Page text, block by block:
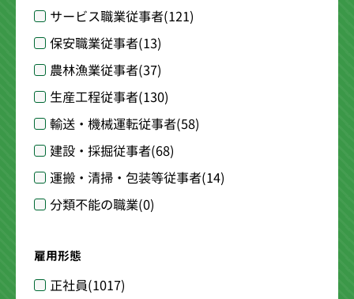
サービス職業従事者(121)
保安職業従事者(13)
農林漁業従事者(37)
生産工程従事者(130)
輸送・機械運転従事者(58)
建設・採掘従事者(68)
運搬・清掃・包装等従事者(14)
分類不能の職業(0)
雇用形態
正社員(1017)